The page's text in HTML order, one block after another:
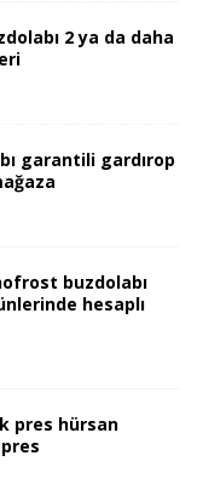
2 ya da daha
garantili gardırop
buzdolabı
hesaplı
pres hürsan